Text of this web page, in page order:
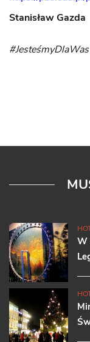
Stanisław Gazda
#JesteśmyDlaWas
W